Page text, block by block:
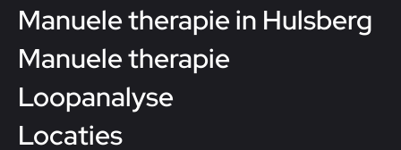
Manuele therapie in Hulsberg
Manuele therapie
Loopanalyse
Locaties